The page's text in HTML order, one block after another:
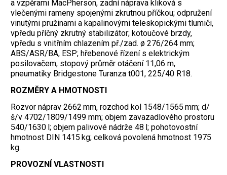
a vzpěrami MacPherson, zadní náprava kliková s
vlečenými rameny spojenými zkrutnou příčkou; odpružení
vinutými pružinami a kapalinovými teleskopickými tlumiči,
vpředu příčný zkrutný stabilizátor; kotoučové brzdy,
vpředu s vnitřním chlazením př./zad. ø 276/264 mm;
ABS/ASR/BA, ESP; hřebenové řízení s elektrickým
posilovačem, stopový průměr otáčení 11,06 m,
pneumatiky Bridgestone Turanza t001, 225/40 R18.
ROZMĚRY A HMOTNOSTI
Rozvor náprav 2662 mm, rozchod kol 1548/1565 mm; d/
š/v 4702/1809/1499 mm; objem zavazadlového prostoru
540/1630 l; objem palivové nádrže 48 l; pohotovostní
hmotnost DIN 1415 kg; celková povolená hmotnost 1975
kg.
PROVOZNÍ VLASTNOSTI